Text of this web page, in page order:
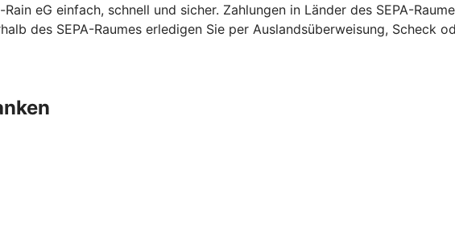
eG einfach, schnell und sicher. Zahlungen in Länder des SEPA-
des SEPA-Raumes erledigen Sie per Auslandsüberweisung, Scheck